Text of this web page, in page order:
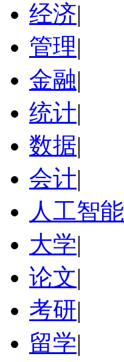
经济|
管理|
金融|
统计|
数据|
会计|
人工智能
大学|
论文|
考研|
留学|